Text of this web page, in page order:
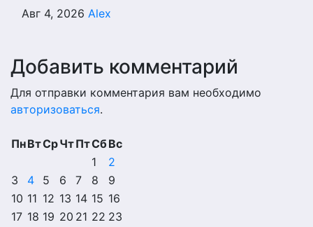
Авг 4, 2026 Alex
Добавить комментарий
Для отправки комментария вам необходимо
авторизоваться.
ПнВтСрЧтПтСбВс
1
2
3
4 5 6 7 8
9
10 11 12 13 14 15 16
17 18 19 20 21 22 23